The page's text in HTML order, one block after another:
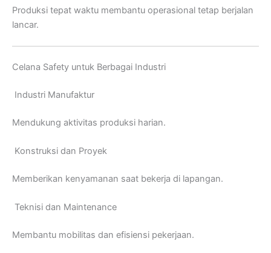
Produksi tepat waktu membantu operasional tetap berjalan
lancar.
Celana Safety untuk Berbagai Industri
Industri Manufaktur
Mendukung aktivitas produksi harian.
Konstruksi dan Proyek
Memberikan kenyamanan saat bekerja di lapangan.
Teknisi dan Maintenance
Membantu mobilitas dan efisiensi pekerjaan.